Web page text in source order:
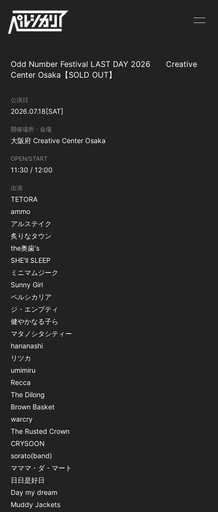
BIOGRAPHY MV
CONTACT
Odd Number Festival LAST DAY 2026 Creative
Center Osaka【SOLD OUT】
公演日
2026.07.18[SAT]
開催場所・会場
大阪府 Creative Center Osaka
OPEN/START
11:30 / 12:00
出演
TETORA
ammo
アルステイク
炙りなタウン
the奥歯's
SHE'll SLEEP
ミニマムジーク
Sunny Girl
ペルシカリア
ジ・エンプティ
健やかなる子ら
マタノシタシティー
hananashi
リツカ
umimiru
Recca
The Dilong
Brown Basket
warcry
The Rusted Crown
CRYSOON
sorato(band)
マママ・ダ・マート
日日是好日
Day my dream
Muddy Jackets